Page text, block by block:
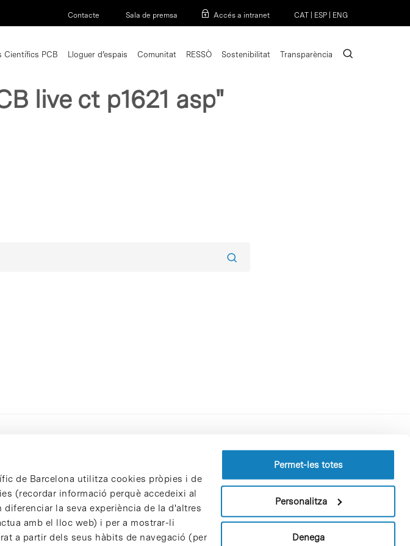
de Barcelona utilitza cookies pròpies i de
(recordar informació perquè accedeixi al
la seva experiència de la d'altres
amb el lloc web) i per a mostrar-li
a partir dels seus hàbits de navegació (per
Permet-les totes
Personalitza
Denega
Contacte Sala de premsa Accés a intranet CAT ESP ENG
Científics PCB Lloguer d’espais Comunitat RESSÒ Sostenibilitat Transparència search
live ct p1621 asp"
Perfil del contractant
Política de privacitat
Política de cookies
Patrons i patrocinadors
Borsa de treball